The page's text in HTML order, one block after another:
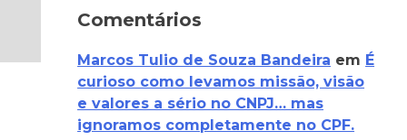
Comentários
Marcos Tulio de Souza Bandeira em É
curioso como levamos missão, visão
e valores a sério no CNPJ… mas
ignoramos completamente no CPF.